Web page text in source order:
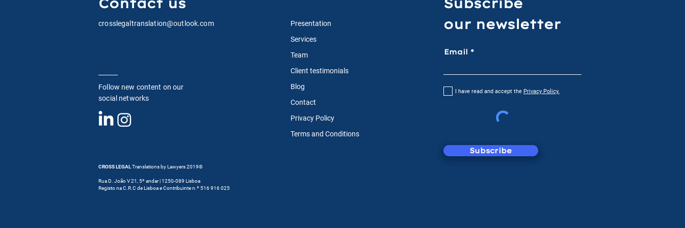
O que é uma 'Sunset
Contact us
crosslegaltranslation@outlook.com
Follow new content on our
social networks
CROSS LEGALTranslations by Lawyers2019©
Rua D. João V 21, 5º andar | 1250-089 Lisboa
Registo na C.R.C de Lisboa e Contribuinte n.º 516 916 025
Presentation
Services
Team
Client testimonials
Blog
Contact
Privacy Policy
Terms and Conditions
Subscribe
our newsletter
Email
I have read and accept the Privacy Policy.
Subscribe